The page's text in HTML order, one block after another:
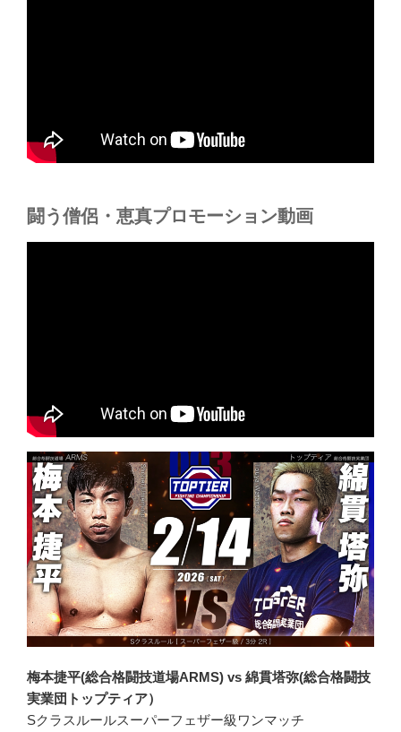
闘う僧侶・恵真プロモーション動画
梅本捷平(総合格闘技道場ARMS) vs 綿貫塔弥(総合格闘技
実業団トップティア）
Sクラスルールスーパーフェザー級ワンマッチ